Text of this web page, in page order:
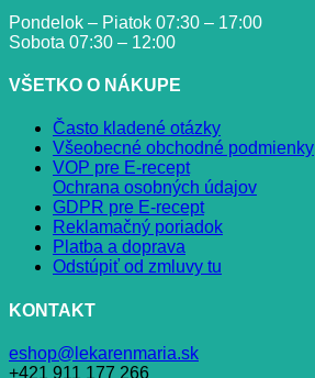
Pondelok – Piatok 07:30 – 17:00
Sobota 07:30 – 12:00
VŠETKO O NÁKUPE
Často kladené otázky
Všeobecné obchodné podmienky
VOP pre E-recept
Ochrana osobných údajov
GDPR pre E-recept
Reklamačný poriadok
Platba a doprava
Odstúpiť od zmluvy tu
KONTAKT
eshop@lekarenmaria.sk
+421 911 177 266